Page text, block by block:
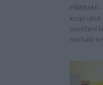
PŘÍBRAM
kropí
osvěžení
nechalo